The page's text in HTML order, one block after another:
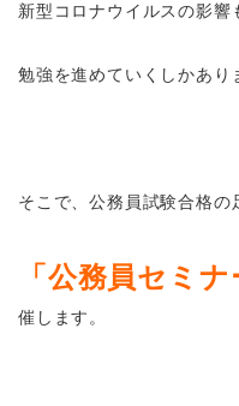
新型コロナウイルスの影響
勉強を進めていくしかあり
そこで、公務員試験合格の
「公務員セミ
催します。